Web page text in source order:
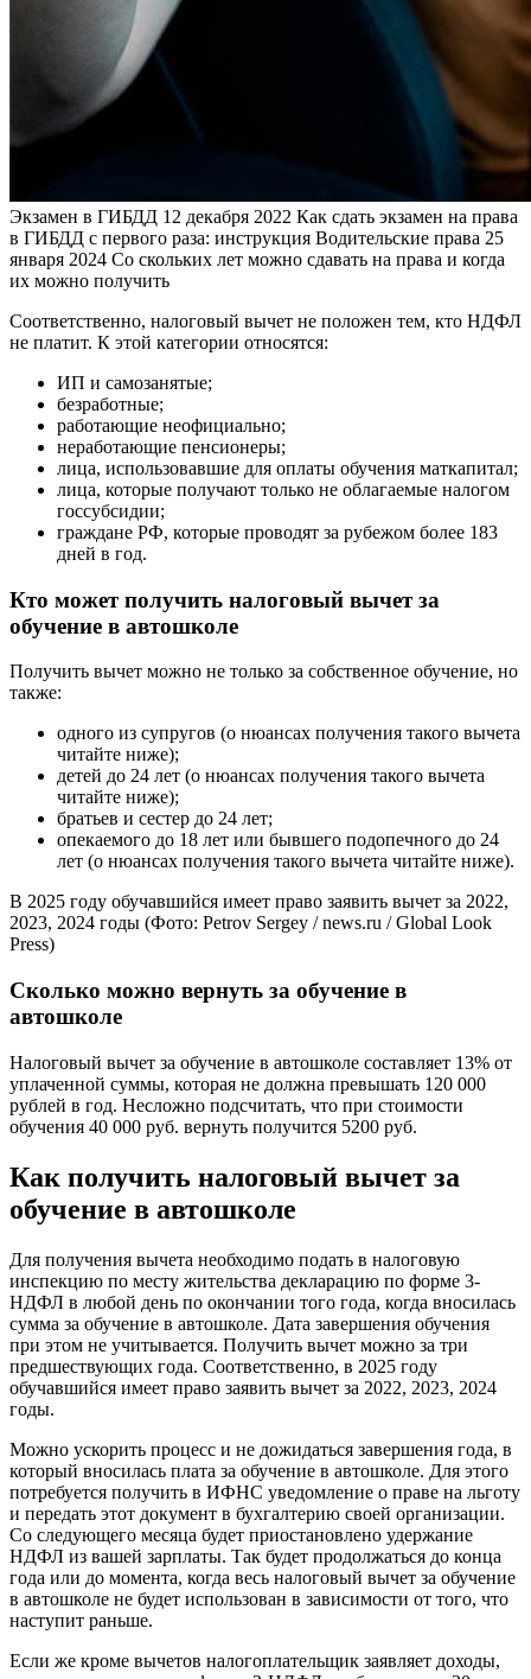
Экзамен в ГИБДД 12 декабря 2022 Как сдать экзамен на права
в ГИБДД с первого раза: инструкция Водительские права 25
января 2024 Со скольких лет можно сдавать на права и когда
их можно получить
Соответственно, налоговый вычет не положен тем, кто НДФЛ
не платит. К этой категории относятся:
ИП и самозанятые;
безработные;
работающие неофициально;
неработающие пенсионеры;
лица, использовавшие для оплаты обучения маткапитал;
лица, которые получают только не облагаемые налогом
госсубсидии;
граждане РФ, которые проводят за рубежом более 183
дней в год.
Кто может получить налоговый вычет за
обучение в автошколе
Получить вычет можно не только за собственное обучение, но
также:
одного из супругов (о нюансах получения такого вычета
читайте ниже);
детей до 24 лет (о нюансах получения такого вычета
читайте ниже);
братьев и сестер до 24 лет;
опекаемого до 18 лет или бывшего подопечного до 24
лет (о нюансах получения такого вычета читайте ниже).
В 2025 году обучавшийся имеет право заявить вычет за 2022,
2023, 2024 годы (Фото: Petrov Sergey / news.ru / Global Look
Press)
Сколько можно вернуть за обучение в
автошколе
Налоговый вычет за обучение в автошколе составляет 13% от
уплаченной суммы, которая не должна превышать 120 000
рублей в год. Несложно подсчитать, что при стоимости
обучения 40 000 руб. вернуть получится 5200 руб.
Как получить налоговый вычет за
обучение в автошколе
Для получения вычета необходимо подать в налоговую
инспекцию по месту жительства декларацию по форме 3-
НДФЛ в любой день по окончании того года, когда вносилась
сумма за обучение в автошколе. Дата завершения обучения
при этом не учитывается. Получить вычет можно за три
предшествующих года. Соответственно, в 2025 году
обучавшийся имеет право заявить вычет за 2022, 2023, 2024
годы.
Можно ускорить процесс и не дожидаться завершения года, в
который вносилась плата за обучение в автошколе. Для этого
потребуется получить в ИФНС уведомление о праве на льготу
и передать этот документ в бухгалтерию своей организации.
Со следующего месяца будет приостановлено удержание
НДФЛ из вашей зарплаты. Так будет продолжаться до конца
года или до момента, когда весь налоговый вычет за обучение
в автошколе не будет использован в зависимости от того, что
наступит раньше.
Если же кроме вычетов налогоплательщик заявляет доходы,